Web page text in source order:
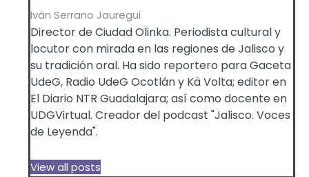
Iván Serrano Jauregui
Director de Ciudad Olinka. Periodista cultural y
locutor con mirada en las regiones de Jalisco y
su tradición oral. Ha sido reportero para Gaceta
UdeG, Radio UdeG Ocotlán y Kä Volta; editor en
El Diario NTR Guadalajara; así como docente en
UDGVirtual. Creador del podcast "Jalisco. Voces
de Leyenda".
View all posts